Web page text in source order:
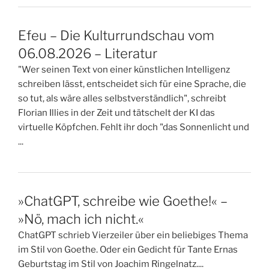
Efeu – Die Kulturrundschau vom
06.08.2026 – Literatur
"Wer seinen Text von einer künstlichen Intelligenz
schreiben lässt, entscheidet sich für eine Sprache, die
so tut, als wäre alles selbstverständlich", schreibt
Florian Illies in der Zeit und tätschelt der KI das
virtuelle Köpfchen. Fehlt ihr doch "das Sonnenlicht und
...
»ChatGPT, schreibe wie Goethe!« –
»Nö, mach ich nicht.«
ChatGPT schrieb Vierzeiler über ein beliebiges Thema
im Stil von Goethe. Oder ein Gedicht für Tante Ernas
Geburtstag im Stil von Joachim Ringelnatz....